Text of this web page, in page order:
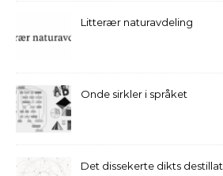
Litterær naturavdeling
Onde sirkler i språket
Det dissekerte dikts destillat